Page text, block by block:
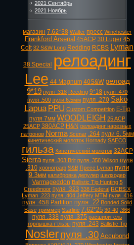
2021 Сентябрь
2021 Ноябрь
магазин 7.62*38 Walter пресс Winchester
Frankford Arsenal 45ACP 30 Luger 45
Colt 32 S&W Long Redding RCBS Lyman
38 Special релоадинг
Lee 44 Magnum 40S&W релоад
9*19 пуля .318 Reeding 9*18 пуля .470
пуля .500 пули 6.5мм пуля .270 Sako
Lapua PPU Custom Competition E-Tip
пуля 7мм WOODLEIGH 25 ACP
25ACP 380ACP H&N релоадинг нарезных
патронов Norma Scenar .264 пули 6. 5мм
кинетический молоток Hornady SAECO
гильза Кинетический молоток 32ACP
Sierra пуля .303 Brit пуля .358 Wilson пуля
.310 хронограф S&B Пресс Lyman пули
9.3мм калибровка депулер шелходер
Varmageddon Ballistic Tip Hunting 5
Creedmoor пуля .323 338 Federal RCBS X
Lyman .223 пуля .404 Jeffery MTM пуля .416
пуля .458 Partition пуля .22 Bonded Solid
Base триммер Starline 7.62*25 30-40 .366
пуля .338 пуля .375 расширитель
горлышка гтльзы пуля .243 Ballistic Tip
Noslerпуля .30 Accubond